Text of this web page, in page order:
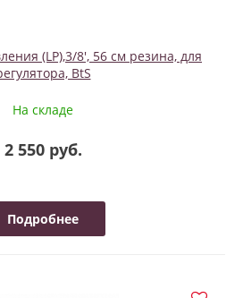
(LP),3/8', 56 см резина, для
BtS
На складе
2 550 руб.
Подробнее